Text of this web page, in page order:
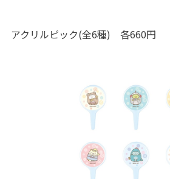
アクリルピック(全6種) 各660円